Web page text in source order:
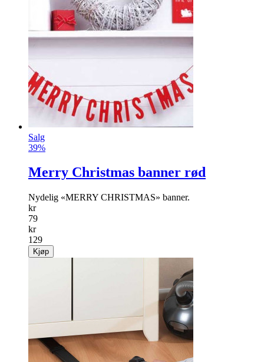
Salg
39%
Merry Christmas banner rød
Nydelig «MERRY CHRISTMAS» banner.
kr
79
kr
129
Kjøp